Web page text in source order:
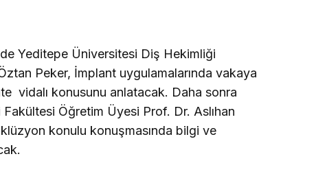
Yeditepe Üniversitesi Diş Hekimliği
Peker, İmplant uygulamalarında vakaya
vidalı konusunu anlatacak. Daha sonra
Öğretim Üyesi Prof. Dr. Aslıhan
konulu konuşmasında bilgi ve